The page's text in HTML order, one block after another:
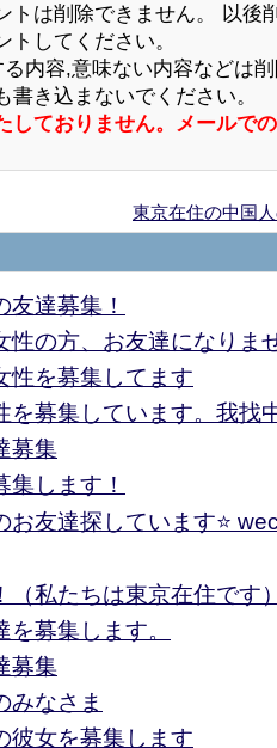
トは削除できません。 以後
してください。
内容,意味ない内容などは
き込まないでください。
しておりません。メールで
東京在住の中国
達募集！
性の方、お友達になりま
性を募集してます
を募集しています。我找
募集
します！
お友達探しています⭐️
（私たちは東京在住です
募集します。
募集
みなさま
彼女を募集します